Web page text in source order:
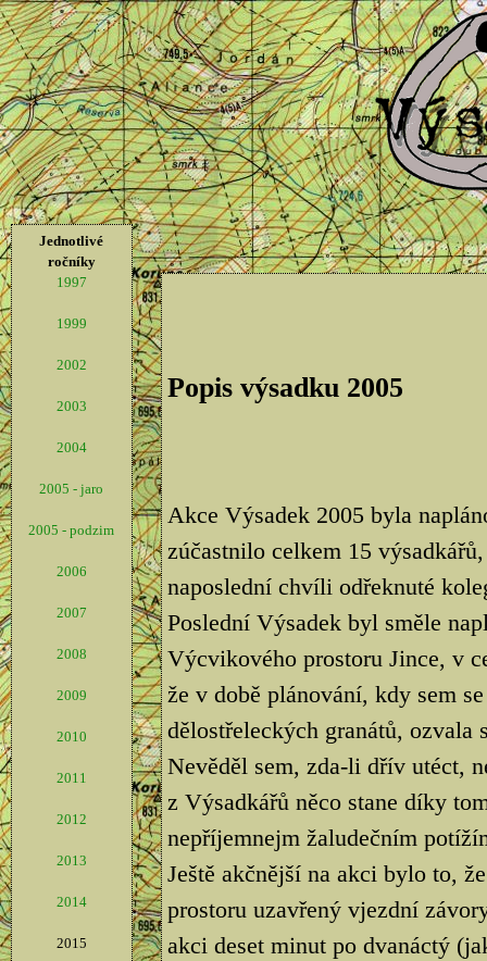
Jednotlivé
ročníky
1997
1999
2002
2003
2004
2005 - jaro
2005 - podzim
2006
2007
2008
2009
2010
2011
2012
2013
2014
2015
Popis výsadku 2005
Akce Výsadek 2005 byla
zúčastnilo celkem 15
naposlední chvíli odřeknuté
Poslední Výsadek byl směle
Výcvikového prostoru Jince, v
že v době plánování, kdy sem
dělostřeleckých granátů, ozvala
Nevěděl sem, zda-li dřív utéct,
z Výsadkářů něco stane díky
nepříjemnejm žaludečním
Ještě akčnější na akci bylo to,
prostoru uzavřený vjezdní
akci deset minut po dvanáctý